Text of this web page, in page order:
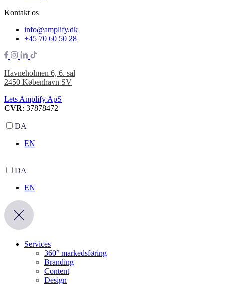
Kontakt os
info@amplify.dk
+45 70 60 50 28
Havneholmen 6, 6. sal
2450 København SV
Lets Amplify ApS
CVR: 37878472
DA
EN
DA
EN
Services
360° markedsføring
Branding
Content
Design